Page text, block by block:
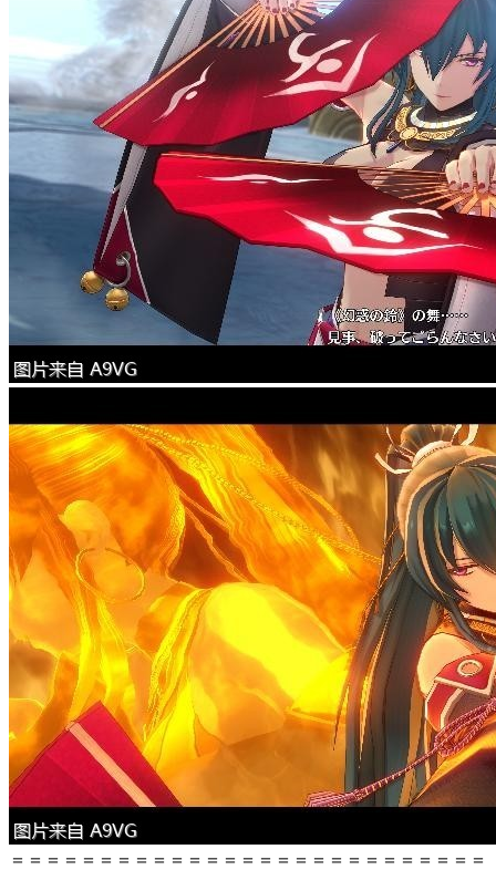
＝＝＝＝＝＝＝＝＝＝＝＝＝＝＝＝＝＝＝＝＝＝＝＝＝＝＝